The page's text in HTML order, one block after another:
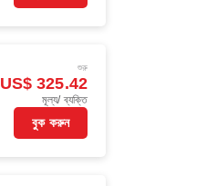
শুরু
US$ 325.42
মূল্য/ ব্যক্তি
বুক করুন